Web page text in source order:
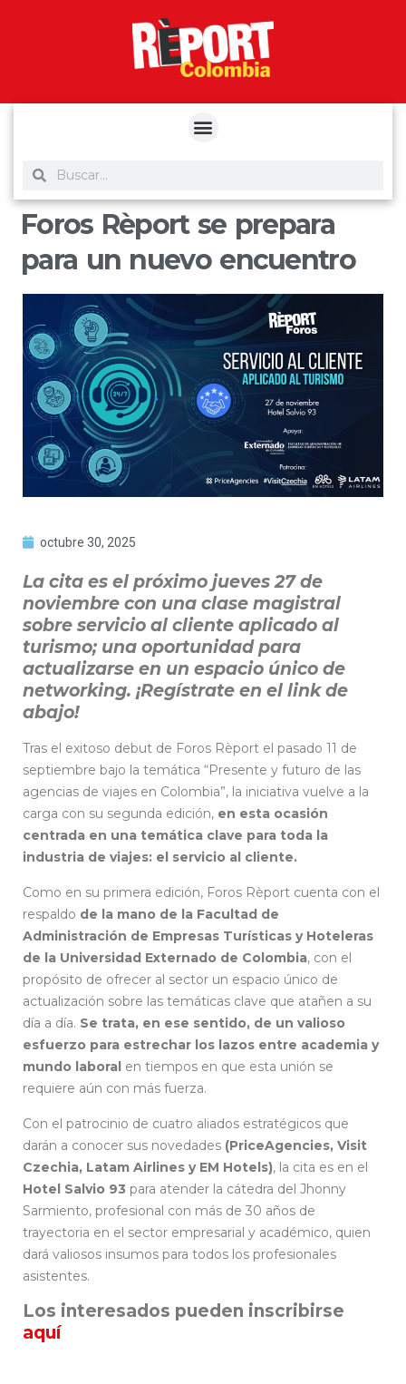
Foros Rèport se prepara
para un nuevo encuentro
octubre 30, 2025
La cita es el próximo jueves 27 de
noviembre con una clase magistral
sobre servicio al cliente aplicado al
turismo; una oportunidad para
actualizarse en un espacio único de
networking. ¡Regístrate en el link de
abajo!
Tras el exitoso debut de Foros Rèport el pasado 11 de
septiembre bajo la temática “Presente y futuro de las
agencias de viajes en Colombia”, la iniciativa vuelve a la
carga con su segunda edición, en esta ocasión
centrada en una temática clave para toda la
industria de viajes: el servicio al cliente.
Como en su primera edición, Foros Rèport cuenta con el
respaldo de la mano de la Facultad de
Administración de Empresas Turísticas y Hoteleras
de la Universidad Externado de Colombia, con el
propósito de ofrecer al sector un espacio único de
actualización sobre las temáticas clave que atañen a su
día a día. Se trata, en ese sentido, de un valioso
esfuerzo para estrechar los lazos entre academia y
mundo laboral en tiempos en que esta unión se
requiere aún con más fuerza.
Con el patrocinio de cuatro aliados estratégicos que
darán a conocer sus novedades (PriceAgencies, Visit
Czechia, Latam Airlines y EM Hotels), la cita es en el
Hotel Salvio 93 para atender la cátedra del Jhonny
Sarmiento, profesional con más de 30 años de
trayectoria en el sector empresarial y académico, quien
dará valiosos insumos para todos los profesionales
asistentes.
Los interesados pueden inscribirse
aquí